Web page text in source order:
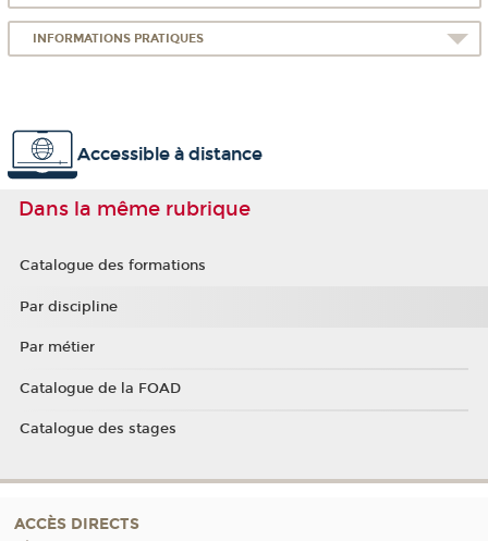
INFORMATIONS PRATIQUES
Accessible à distance
Dans la même rubrique
Catalogue des formations
Par discipline
Par métier
Catalogue de la FOAD
Catalogue des stages
ACCÈS DIRECTS